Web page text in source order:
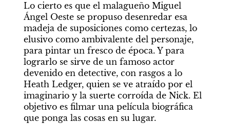
Lo cierto es que el malagueño Miguel
Ángel Oeste se propuso desenredar esa
madeja de suposiciones como certezas, lo
elusivo como ambivalente del personaje,
para pintar un fresco de época. Y para
lograrlo se sirve de un famoso actor
devenido en detective, con rasgos a lo
Heath Ledger, quien se ve atraído por el
imaginario y la suerte corroída de Nick. El
objetivo es filmar una película biográfica
que ponga las cosas en su lugar.